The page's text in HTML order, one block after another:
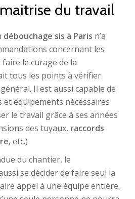
du travail
débouchage sis à Paris n’a
concernant les
le curage de la
tous les points à vérifier
Il est aussi capable de
équipements nécessaires
le travail grâce à ses années
des tuyaux, raccords
, etc.)
du chantier, le
se décider de faire seul la
appel à une équipe entière.